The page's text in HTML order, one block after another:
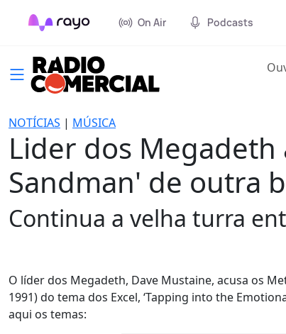
On Air Podcasts
NOTÍCIAS | MÚSICA
Lider dos
Sandman' de outra
Continua a velha turra
O líder dos Megadeth, Dave Mustaine, acusa os
1991) do tema dos Excel, ‘Tapping into the
aqui os temas: